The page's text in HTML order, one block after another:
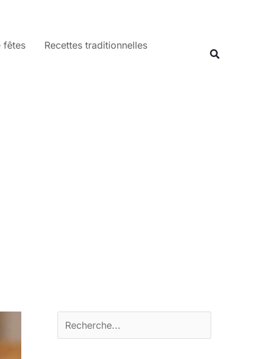
fêtes Recettes traditionnelles
Rechercher